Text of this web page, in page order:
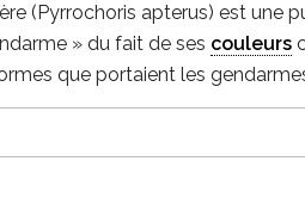
(Pyrrochoris apterus) est une
» du fait de ses couleurs
que portaient les